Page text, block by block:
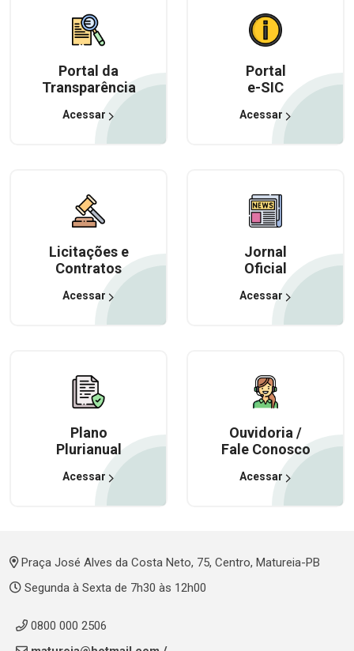
Portal da
Transparência
Acessar
Portal
e-SIC
Acessar
Licitações e
Contratos
Acessar
Jornal
Oficial
Acessar
Plano
Plurianual
Acessar
Ouvidoria /
Fale Conosco
Acessar
Praça José Alves da Costa Neto, 75, Centro, Matureia-PB
Segunda à Sexta de 7h30 às 12h00
0800 000 2506